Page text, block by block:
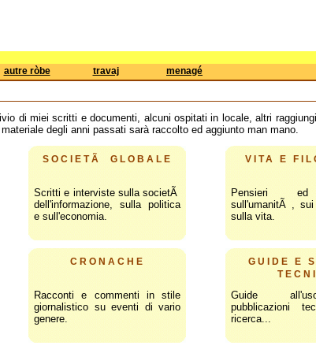
autre ròbe travaj
menagé
di miei scritti e documenti, alcuni ospitati in locale, altri
degli anni passati sarà raccolto ed aggiunto man mano.
SOCIETÃ GLOBALE
Scritti e interviste sulla societÃ
dell'informazione, sulla politica
e sull'economia.
VITA E
Pensieri ed
sull'umanitÃ ,
sulla vita.
CRONACHE
Racconti e commenti in stile
giornalistico su eventi di vario
genere.
GUIDE E
Guide
pubblicazioni
ricerca...